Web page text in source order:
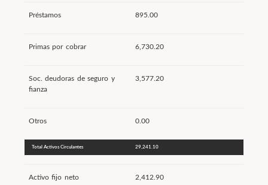
Préstamos 895.00
Primas por cobrar 6,730.20
Soc. deudoras de seguro y
fianza
3,577.20
Otros 0.00
Total Activos Circulantes 29,241.10
Activo fijo neto 2,412.90